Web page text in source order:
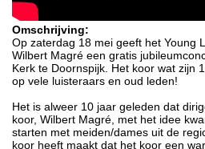
Omschrijving:
Op zaterdag 18 mei geeft het Young
Wilbert Magré een gratis
Kerk te Doornspijk. Het koor wat zijn
op vele luisteraars en oud leden!
Het is alweer 10 jaar geleden dat
koor, Wilbert Magré, met het idee
starten met meiden/dames uit de
koor heeft maakt dat het koor een